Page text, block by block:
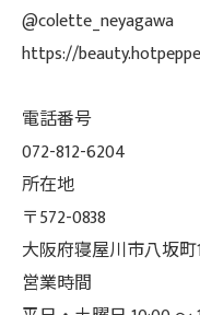
@colette_neyagawa
https://
電話番号
072-812-6204
所在地
〒572-0838
大阪府寝屋川市八坂
営業時間